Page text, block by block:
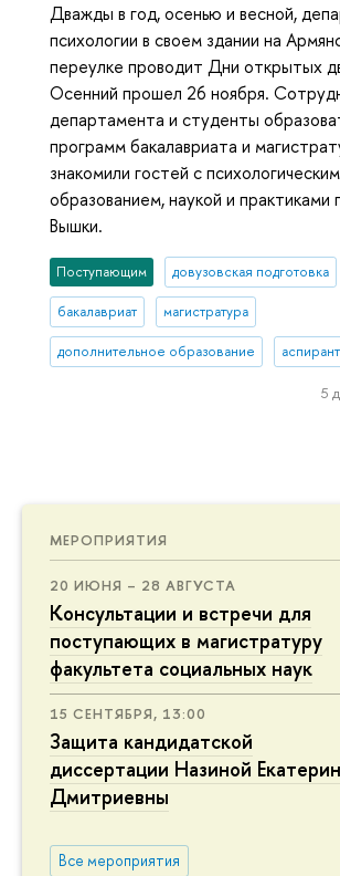
МЕРОПРИЯТИЯ
20 ИЮНЯ – 28 АВГУСТА
Консультации и встречи для
поступающих в магистратуру
факультета социальных наук
15 СЕНТЯБРЯ, 13:00
Защита кандидатской
диссертации Назиной
Дмитриевны
Все мероприятия
Дважды в год, осенью и весной,
психологии в своем здании на
переулке проводит Дни открытых
Осенний прошел 26 ноября.
департамента и студенты
программ бакалавриата и
знакомили гостей с психологическим
образованием, наукой и практиками
Вышки.
Поступающим довузовская подготовка
бакалавриат магистратура
дополнительное образование
5